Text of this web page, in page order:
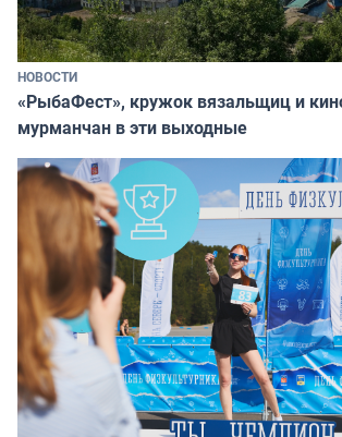
НОВОСТИ
«РыбаФест», кружок вязальщиц и
мурманчан в эти выходные